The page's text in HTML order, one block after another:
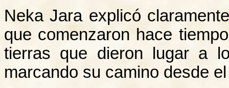
Neka Jara explicó
que comenzaron hace
tierras que dieron lugar a
marcando su camino desde